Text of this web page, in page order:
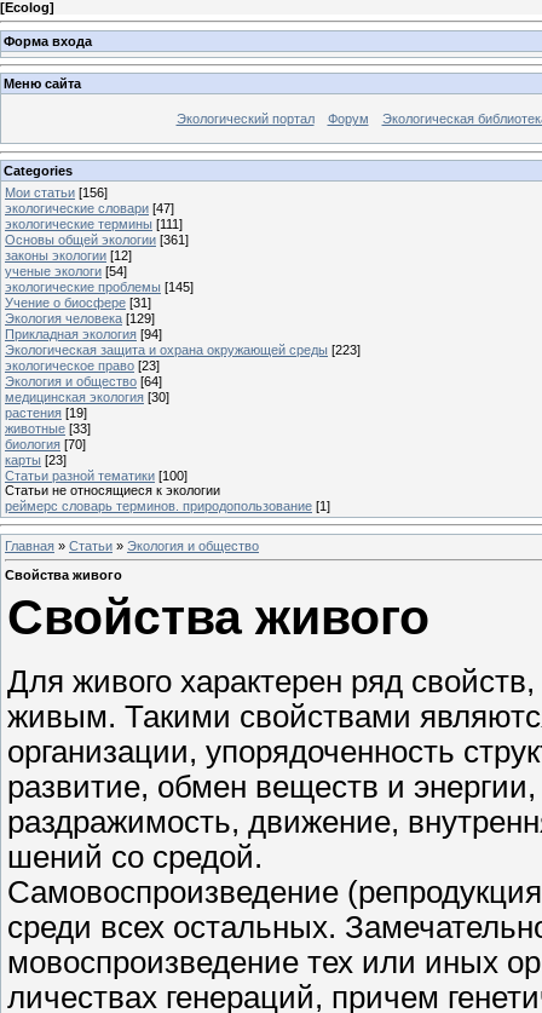
[Ecolog]
Форма входа
Меню сайта
Экологический портал Форум Экологическая
Categories
Мои статьи [156]
экологические словари [47]
экологические термины [111]
Основы общей экологии [361]
законы экологии [12]
ученые экологи [54]
экологические проблемы [145]
Учение о биосфере [31]
Экология человека [129]
Прикладная экология [94]
Экологическая защита и охрана окружающей среды [223]
экологическое право [23]
Экология и общество [64]
медицинская экология [30]
растения [19]
животные [33]
биология [70]
карты [23]
Статьи разной тематики [100]
Статьи не относящиеся к экологии
реймерс словарь терминов. природопользование [1]
Главная » Статьи » Экология и общество
Свойства живого
Свойства живого
Для живого характерен ряд
живым. Такими свойствами
организации, упорядоченность
развитие, обмен веществ и
раздражимость, движение,
шений со средой.
Самовоспроизведение
среди всех остальных.
мовоспроизведение тех или иных
личествах генераций, причем